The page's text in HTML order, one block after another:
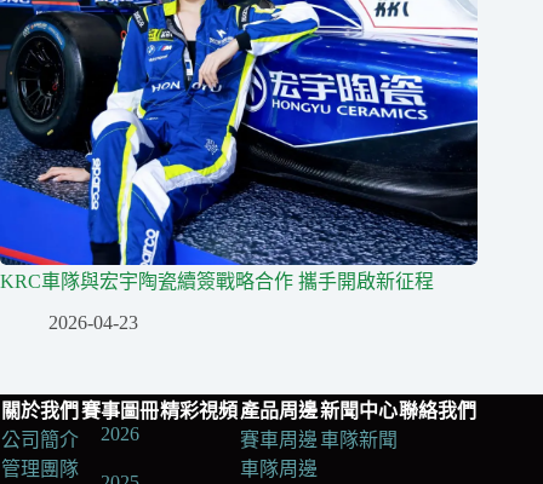
KRC車隊與宏宇陶瓷續簽戰略合作 攜手開啟新征程
2026-04-23
關於我們
公司簡介
管理團隊
賽事圖冊
2026
精彩視頻產品周邊
賽車周邊
車隊周邊
新聞中心
車隊新聞
聯絡我們